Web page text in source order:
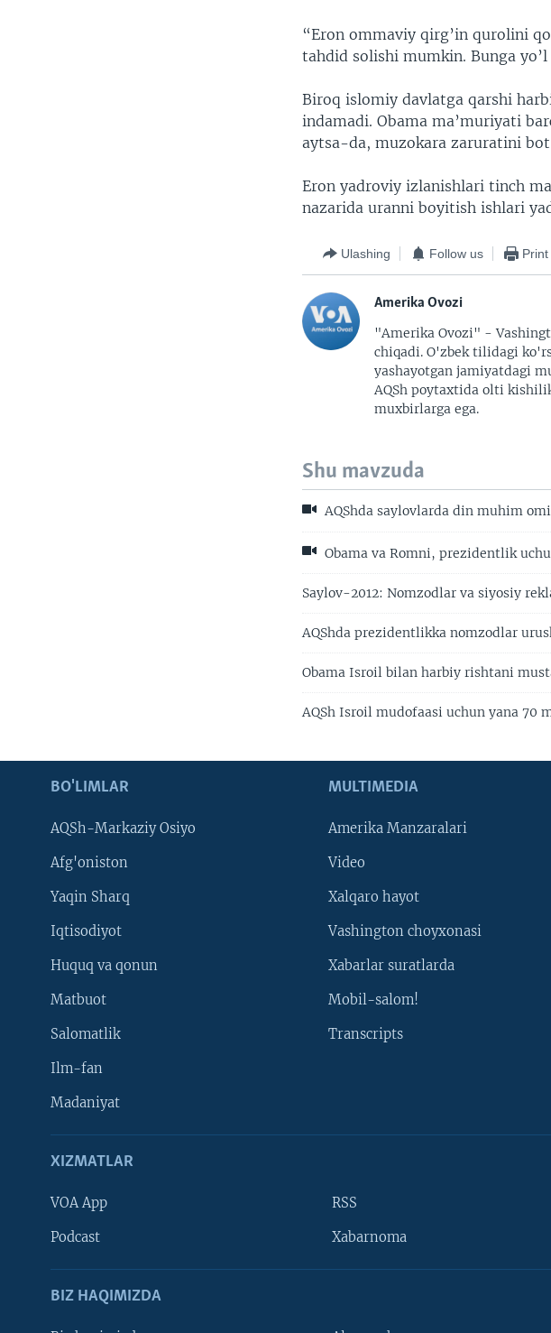
“Eron ommaviy qirg’in qurolini
tahdid solishi mumkin. Bunga
Biroq islomiy davlatga qarshi
indamadi. Obama ma’muriyati
aytsa-da, muzokara zaruratini
Eron yadroviy izlanishlari tinch
nazarida uranni boyitish ishlari
Ulashing Follow us Print
Amerika Ovozi
"Amerika Ovozi" -
chiqadi. O'zbek tilidagi
yashayotgan jamiyatdagi
AQSh poytaxtida olti
muxbirlarga ega.
Shu mavzuda
AQShda saylovlarda din muhim
Obama va Romni, prezidentlik
Saylov-2012: Nomzodlar va siyosiy
AQShda prezidentlikka nomzodlar
Obama Isroil bilan harbiy rishtani
AQSh Isroil mudofaasi uchun yana 70
BO'LIMLAR
AQSh-Markaziy Osiyo
Afg'oniston
Yaqin Sharq
Iqtisodiyot
Huquq va qonun
Matbuot
Salomatlik
Ilm-fan
Madaniyat
MULTIMEDIA
Amerika Manzaralari
Video
Xalqaro hayot
Vashington choyxonasi
Xabarlar suratlarda
Mobil-salom!
Transcripts
XIZMATLAR
VOA App
Podcast
RSS
Xabarnoma
BIZ HAQIMIZDA